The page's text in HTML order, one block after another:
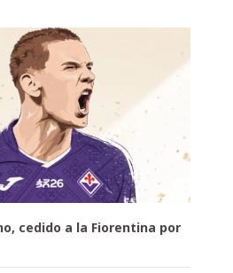
cedido a la Fiorentina por